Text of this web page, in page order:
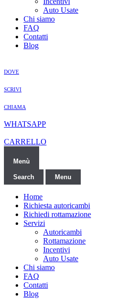
Auto Usate
Chi siamo
FAQ
Contatti
Blog
DOVE
SCRIVI
CHIAMA
WHATSAPP
CARRELLO
Menù
Search Menu
Home
Richiesta autoricambi
Richiedi rottamazione
Servizi
Autoricambi
Rottamazione
Incentivi
Auto Usate
Chi siamo
FAQ
Contatti
Blog